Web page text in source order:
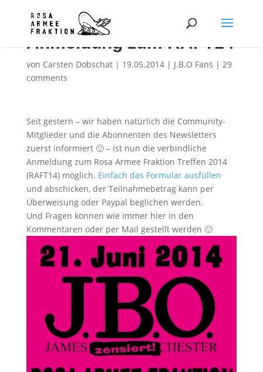
Anmeldung zum RAFT14
von Carsten Dobschat| 19.05.2014| J.B.O Fans | 29
comments
Seit gestern – wir haben natürlich die Community-
Mitglieder und die Abonnenten des Newsletters
zuerst informiert 🙂 – ist nun die verbindliche
Anmeldung zum Rosa Armee Fraktion Treffen 2014
(RAFT14) möglich. Einfach das Formular ausfüllen
und abschicken, der Teilnahmebetrag kann per
Überweisung oder Paypal beglichen werden.
Und Fragen können wie immer hier in den
Kommentaren oder per Mail gestellt werden 🙂